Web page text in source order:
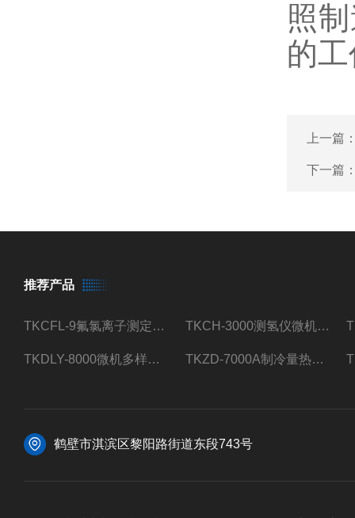
照
的
上一篇
下一篇
推荐产品
TKCFL-9氟氯离子测定仪自动煤质检测 TKCH-3000测氢仪微机氢元素测定煤质检测
TKDLY-8000微机多样测硫仪自动定硫仪化验室硫含量测定 TKZD-7000A制冷量热仪自动升降热值仪煤质检测
鹤壁市淇滨区黎阳路街道东段743号